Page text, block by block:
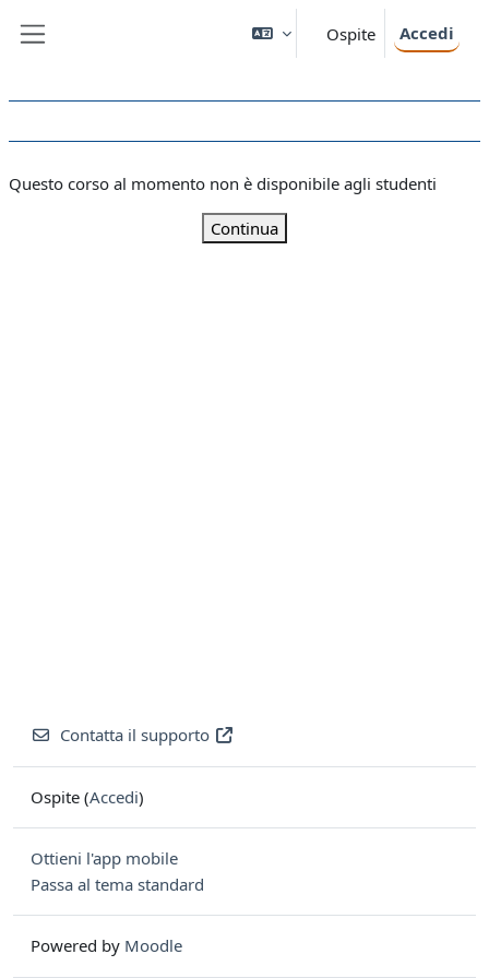
Ospite Accedi
Questo corso al momento non è disponibile agli studenti
Continua
Contatta il supporto
Ospite (Accedi)
Ottieni l'app mobile
Passa al tema standard
Powered by Moodle